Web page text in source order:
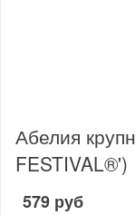
Абелия
FESTIVAL®')
579 руб